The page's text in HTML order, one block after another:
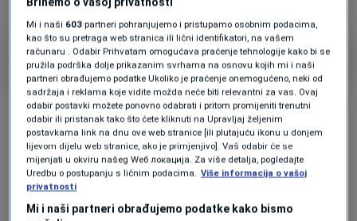
ZASTAVA REPUBLIKE BIH
OBJAVLJENI DETALJI
Sada Hasanić vozila u Doboju automobil
na kojem je istakla zastavu RBiH: Na kraju
je uhapšena jer je nelegalno snimala
policajce
VIJESTI| 2. jul. 0
LJILJANI IM SMETAJU
Zastava Republike BiH osvanula na sahat-
Mi i naši 603 partneri pohranjujemo i pristupamo osobnim podacima,
kao što su pretraga web stranica ili lični identifikatori, na vašem
računaru . Odabir Prihvatam omogućava praćenje tehnologije kako bi se
pružila podrška dolje prikazanim svrhama na osnovu kojih mi i naši
partneri obrađujemo podatke Ukoliko je praćenje onemogućeno, neki od
sadržaja i reklama koje vidite možda neće biti relevantni za vas. Ovaj
odabir postavki možete ponovno odabrati i pritom promijeniti trenutni
odabir ili pristanak tako što ćete kliknuti na Upravljaj željenim
postavkama link na dnu ove web stranice [ili plutajuću ikonu u donjem
lijevom dijelu web stranice, ako je primjenjivo]. Vaš odabir će se
mijenjati u okviru našeg Wеб локација. Za više detalja, pogledajte
Uredbu o postupanju s ličnim podacima. Više informacija o vašoj
privatnosti
Mi i naši partneri obrađujemo podatke kako bismo